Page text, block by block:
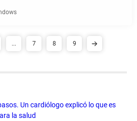
... 7 8 9
Un cardiólogo explicó lo que es
la salud